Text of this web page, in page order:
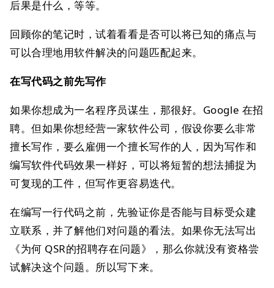
后果是什么，等等。
回顾你的笔记时，试着看看是否可以将已知的痛点与
可以合理地用软件解决的问题匹配起来。
在写代码之前先写作
如果你想成为一名程序员谋生，那很好。Google 在招
聘。但如果你想经营一家软件公司，假设你要么非常
擅长写作，要么雇佣一个擅长写作的人，因为写作和
编写软件代码效果一样好，可以将短暂的想法捕捉为
可复现的工件，但写作更容易迭代。
在编写一行代码之前，先验证你是否能与目标受众建
立联系，并了解他们对问题的看法。如果你无法写出
《为何 QSR的招聘存在问题》，那么你就没有资格尝
试解决这个问题。所以写下来。